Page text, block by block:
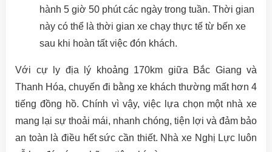
hành 5 giờ 50 phút các ngày trong tuần. Thời gian
này có thể là thời gian xe chạy thực tế từ bến xe
sau khi hoàn tất việc đón khách.
Với cự ly địa lý khoảng 170km giữa Bắc Giang và
Thanh Hóa, chuyến đi bằng xe khách thường mất hơn 4
tiếng đồng hồ. Chính vì vậy, việc lựa chọn một nhà xe
mang lại sự thoải mái, nhanh chóng, tiện lợi và đảm bảo
an toàn là điều hết sức cần thiết. Nhà xe Nghị Lực luôn